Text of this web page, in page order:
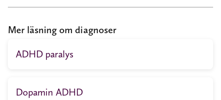
Mer läsning om diagnoser
ADHD paralys
Dopamin ADHD